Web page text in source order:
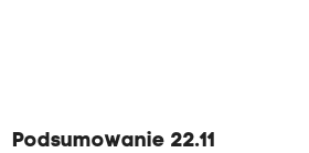
Podsumowanie 22.11